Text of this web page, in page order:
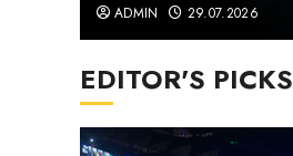
ADMIN 29.07.2026
EDITOR'S PICKS